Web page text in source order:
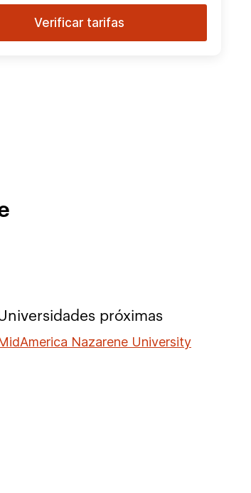
Verificar tarifas
próximas
Nazarene University